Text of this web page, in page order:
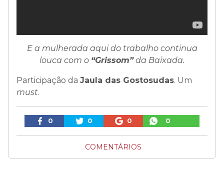
E a mulherada aqui do trabalho continua
louca com o “Grissom”da Baixada.
Participação da Jaula das Gostosudas. Um
must.
0 0 0 0
COMENTÁRIOS